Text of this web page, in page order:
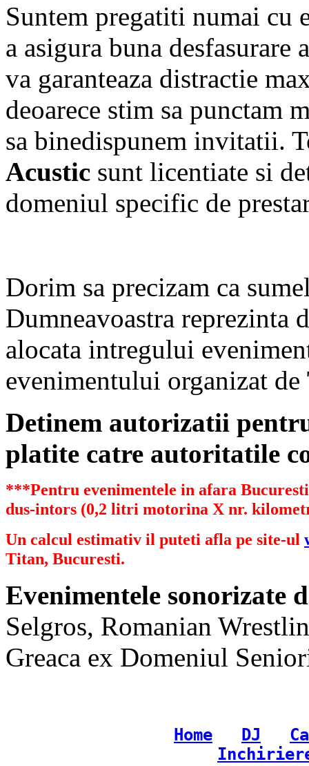
Suntem pregatiti numai cu
a asigura buna desfasurare
va garanteaza distractie
deoarece stim sa punctam
sa binedispunem invitatii.
Acustic sunt licentiate si
domeniul specific de
Dorim sa precizam ca
Dumneavoastra reprezinta
alocata intregului
evenimentului organizat de
Detinem autorizatii
platite catre autoritatile
***Pentru evenimentele in afara
dus-intors (0,2 litri motorina X nr.
Un calcul estimativ il puteti afla pe site-ul
Titan, Bucuresti.
Evenimentele sonorizate
Selgros, Romanian
Greaca ex Domeniul